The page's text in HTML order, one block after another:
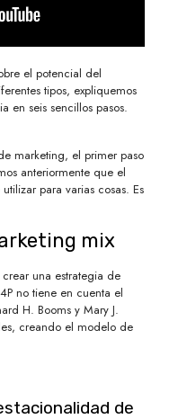
el potencial del
tipos, expliquemos
en seis sencillos pasos.
marketing, el primer paso
anteriormente que el
para varias cosas. Es
mix
una estrategia de
no tiene en cuenta el
H. Booms y Mary J.
creando el modelo de
de